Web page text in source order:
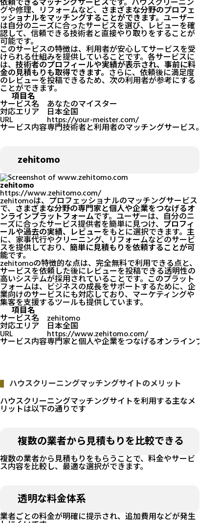
依頼できるマッチングサービスです。ハウスクリーニン
グや修理、リフォームなど、 さまざまな分野のプロフェ
ッショナルをマッチングすることができます。 ユーザー
は自分のニーズに合ったサービスを選び、レビューを確
認して、信頼できる技術者と直接やり取りをすることが
可能です。
このサービスの特徴は、利用者が安心してサービスを受
けられる仕組みを提供していることです。各サービスに
は、 技術者のプロフィールや実績が表示され、事前に料
金の見積もりも取得できます。 さらに、依頼後に満足度
のレビューを投稿できるため、次の利用者が参考にする
ことができます。
項目名
サービス名 あなたのマイスター
対応エリア 日本全国
URL https://your-meister.com/
サービス内容専門技術者と利用者のマッチングサービス。ハ
zehitomo
zehitomo
https://www.zehitomo.com/
zehitomoは、プロフェッショナルのマッチングサービス
で、 さまざまな分野の専門家と個人や企業をつなげるオ
ンラインプラットフォームです。ユーザーは、自分のニ
ーズに合ったサービス提供者を簡単に見つけ、 プロフィ
ールや過去の実績、レビューをもとに選択できます。主
に、家事代行やクリーニング、リフォームなどのサービ
スを提供しており、 簡単に見積もりを依頼することが可
能です。
zehitomoの特徴的な点は、完全無料で利用できる点と、
サービスを依頼した後にレビューを投稿できる透明性の
高いシステムが採用されていることです。このプラット
フォームは、ビジネスの成長をサポートするために、企
業向けのサービスにも対応しており、マーケティングや
集客を支援するツールも提供しています。
項目名
サービス名 zehitomo
対応エリア 日本全国
URL https://www.zehitomo.com/
サービス内容専門家と個人や企業をつなげるオンラインプラ
ハウスクリーニングマッチングサイトのメリット
ハウスクリーニングマッチングサイトを利用する主なメ
リットは以下の通りです
複数の業者から見積もりを比較できる
複数の業者から見積もりをもらうことで、料金やサービ
ス内容を比較し、最適な選択ができます。
透明な料金体系
業者ごとの料金が明確に提示され、追加費用などが発生